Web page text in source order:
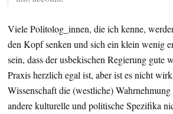
Viele Politolog_innen, die ich kenne,
den Kopf senken und sich ein klein wenig
sein, dass der usbekischen Regierung gute
Praxis herzlich egal ist, aber ist es nicht
Wissenschaft die (westliche)
andere kulturelle und politische Spezifika